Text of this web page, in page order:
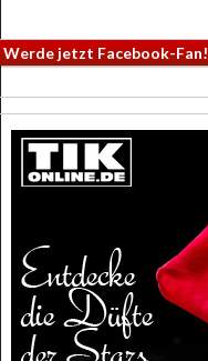
Werde jetzt Facebook-Fan!